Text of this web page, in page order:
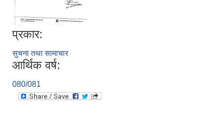
प्रकार:
सुचना तथा सामाचार
आर्थिक वर्ष:
080/081